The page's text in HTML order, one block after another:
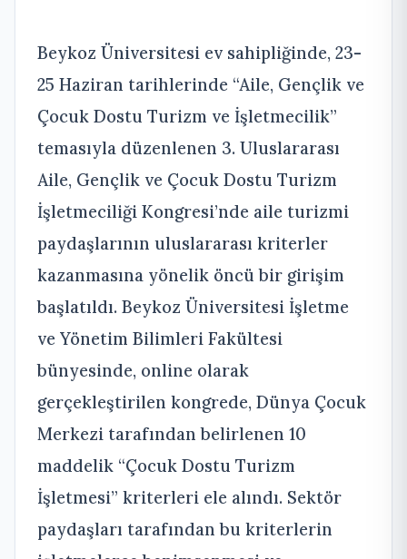
Beykoz Üniversitesi ev sahipliğinde, 23-
25 Haziran tarihlerinde “Aile, Gençlik ve
Çocuk Dostu Turizm ve İşletmecilik”
temasıyla düzenlenen 3. Uluslararası
Aile, Gençlik ve Çocuk Dostu Turizm
İşletmeciliği Kongresi’nde aile turizmi
paydaşlarının uluslararası kriterler
kazanmasına yönelik öncü bir girişim
başlatıldı. Beykoz Üniversitesi İşletme
ve Yönetim Bilimleri Fakültesi
bünyesinde, online olarak
gerçekleştirilen kongrede, Dünya Çocuk
Merkezi tarafından belirlenen 10
maddelik “Çocuk Dostu Turizm
İşletmesi” kriterleri ele alındı. Sektör
paydaşları tarafından bu kriterlerin